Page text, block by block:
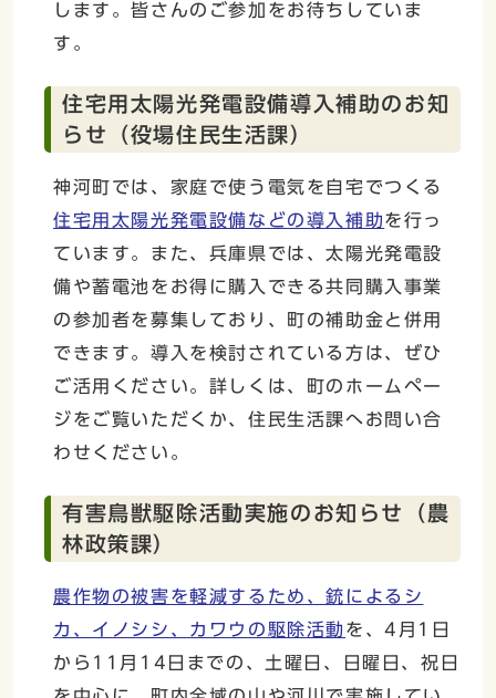
します。皆さんのご参加をお待ちしていま
す。
住宅用太陽光発電設備導入補助のお知
らせ（役場住民生活課）
神河町では、家庭で使う電気を自宅でつくる
住宅用太陽光発電設備などの導入補助を行っ
ています。また、兵庫県では、太陽光発電設
備や蓄電池をお得に購入できる共同購入事業
の参加者を募集しており、町の補助金と併用
できます。導入を検討されている方は、ぜひ
ご活用ください。詳しくは、町のホームペー
ジをご覧いただくか、住民生活課へお問い合
わせください。
有害鳥獣駆除活動実施のお知らせ（農
林政策課）
農作物の被害を軽減するため、銃によるシ
カ、イノシシ、カワウの駆除活動 を、4月1日
から11月14日までの、土曜日、日曜日、祝日